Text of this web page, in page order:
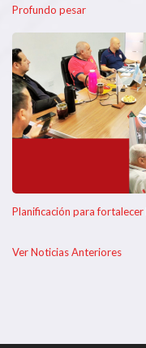
Profundo pesar
Planificación para fortalecer
Ver Noticias Anteriores